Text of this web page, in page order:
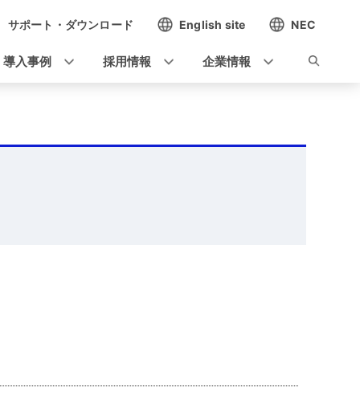
サポート・ダウンロード English site NEC
導入事例 採用情報 企業情報